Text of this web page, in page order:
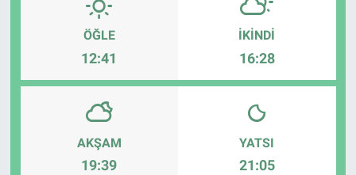
ÖĞLE
12:41
İKINDI
16:28
AKŞAM
19:39
YATSI
21:05